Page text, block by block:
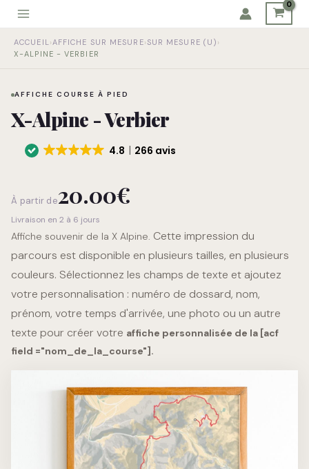
Aller
contenu
ACCUEIL › AFFICHE SUR MESURE›SUR MESURE (U) ›
X-ALPINE - VERBIER
AFFICHE COURSE À PIED
X-Alpine - Verbier
4.8 266 avis
À partir de20.00€
Livraison en 2 à 6 jours
Affiche souvenir de la X Alpine. Cette impression du
parcours est disponible en plusieurs tailles, en plusieurs
couleurs. Sélectionnez les champs de texte et ajoutez
votre personnalisation : numéro de dossard, nom,
prénom, votre temps d'arrivée, une photo ou un autre
texte pour créer votre affiche personnalisée de la [acf
field ="nom_de_la_course"].
X-Alpine
#4123 Jean Peuplu
Distance
140km
Date
11.07.2025
Elevation
9300m
Time
14h54'08''
de
-
Verbier